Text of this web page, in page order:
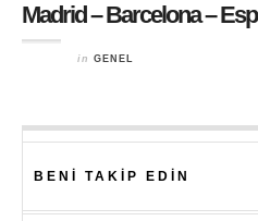
Madrid – Barcelona –
in GENEL
BENI TAKIP EDIN